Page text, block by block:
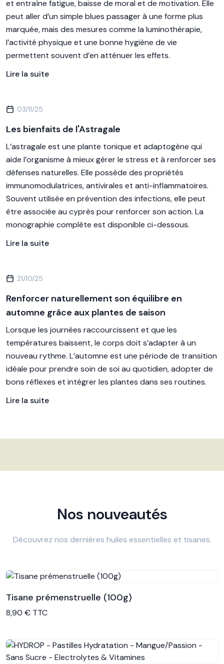
et entraîne fatigue, baisse de moral et de motivation. Elle
peut aller d’un simple blues passager à une forme plus
marquée, mais des mesures comme la luminothérapie,
l’activité physique et une bonne hygiène de vie
permettent souvent d’en atténuer les effets.
Lire la suite
03/11/25
Les bienfaits de l'Astragale
L’astragale est une plante tonique et adaptogène qui
aide l’organisme à mieux gérer le stress et à renforcer ses
défenses naturelles. Elle possède des propriétés
immunomodulatrices, antivirales et anti-inflammatoires.
Souvent utilisée en prévention des infections, elle peut
être associée au cyprès pour renforcer son action. La
monographie complète est disponible ci-dessous.
Lire la suite
21/10/25
Renforcer naturellement son équilibre en
automne grâce aux plantes de saison
Lorsque les journées raccourcissent et que les
températures baissent, le corps doit s’adapter à un
nouveau rythme. L’automne est une période de transition
idéale pour prendre soin de soi au quotidien, adopter de
bons réflexes et intégrer les plantes dans ses routines.
Lire la suite
Nos nouveautés
Découvrez nos dernières huiles essentielles et tisanes.
Voir le produit
Tisane prémenstruelle (100g)
8,90 € TTC